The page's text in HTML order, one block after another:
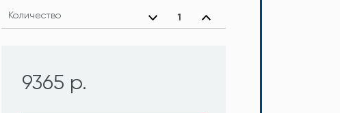
Количество
9365 р.